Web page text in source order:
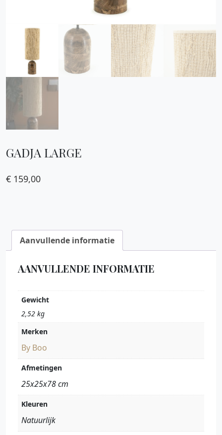
GADJA LARGE
€ 159,00
Aanvullende informatie
AANVULLENDE INFORMATIE
Gewicht
2,52 kg
Merken
By Boo
Afmetingen
25x25x78 cm
Kleuren
Natuurlijk